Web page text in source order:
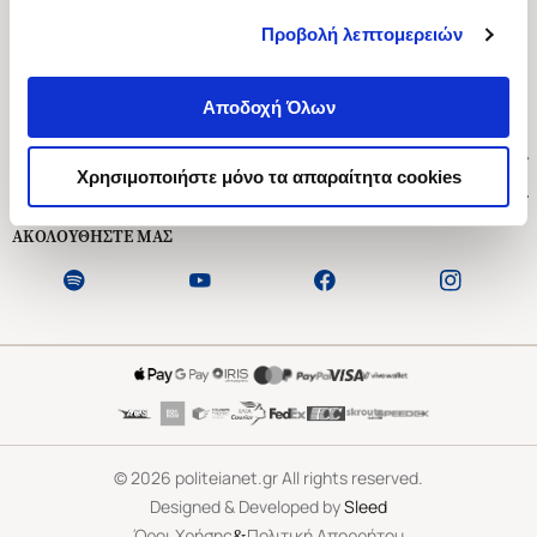
Προβολή λεπτομερειών
Αποδοχή Όλων
Χρησιμοποιήστε μόνο τα απαραίτητα cookies
Ασκληπιού 1-3, Αθήνα 106 79
Δευτέρα - Παρασκευή 09:00-21:00
Εξυπηρέτηση Πελατών
ΑΚΟΛΟΥΘΗΣΤΕ ΜΑΣ
©2026 politeianet.gr All rights reserved.
Designed & Developed bySleed